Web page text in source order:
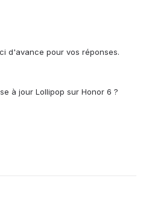
d'avance pour vos réponses.
à jour Lollipop sur Honor 6 ?